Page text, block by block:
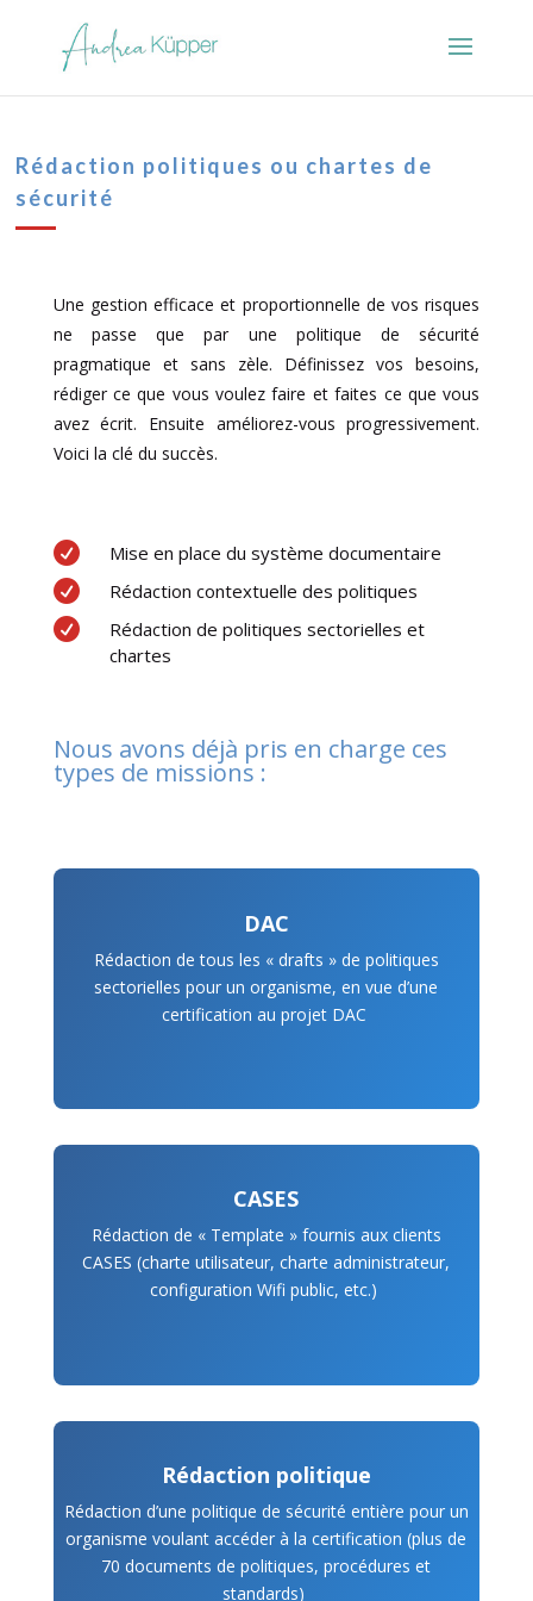
Rédaction politiques ou chartes de
sécurité
Une gestion efficace et proportionnelle de vos risques
ne passe que par une politique de sécurité
pragmatique et sans zèle. Définissez vos besoins,
rédiger ce que vous voulez faire et faites ce que vous
avez écrit. Ensuite améliorez-vous progressivement.
Voici la clé du succès.
 Mise en place du système documentaire
 Rédaction contextuelle des politiques

Rédaction de politiques sectorielles et
chartes
Nous avons déjà pris en charge ces
types de missions :
DAC
Rédaction de tous les « drafts » de politiques
sectorielles pour un organisme, en vue d’une
certification au projet DAC
CASES
Rédaction de « Template » fournis aux clients
CASES (charte utilisateur, charte administrateur,
configuration Wifi public, etc.)
Rédaction politique
Rédaction d’une politique de sécurité entière pour un
organisme voulant accéder à la certification (plus de
70 documents de politiques, procédures et
standards)